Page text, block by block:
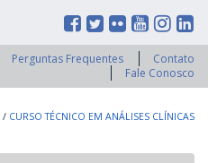
Perguntas Frequentes
Contato
Fale Conosco
/ CURSO TÉCNICO EM ANÁLISES CLÍNICAS